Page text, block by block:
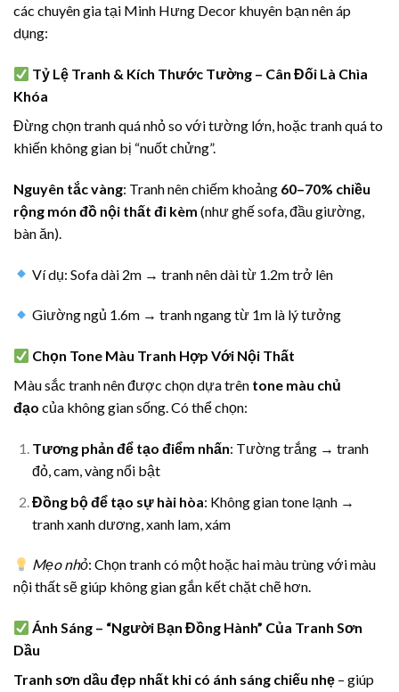
các chuyên gia tại Minh Hưng Decor khuyên bạn nên áp
dụng:
Tỷ Lệ Tranh & Kích Thước Tường – Cân Đối Là Chìa
Khóa
Đừng chọn tranh quá nhỏ so với tường lớn, hoặc tranh quá to
khiến không gian bị “nuốt chửng”.
Nguyên tắc vàng: Tranh nên chiếm khoảng 60–70% chiều
rộng món đồ nội thất đi kèm (như ghế sofa, đầu giường,
bàn ăn).
Ví dụ: Sofa dài 2m → tranh nên dài từ 1.2m trở lên
Giường ngủ 1.6m → tranh ngang từ 1m là lý tưởng
Chọn Tone Màu Tranh Hợp Với Nội Thất
Màu sắc tranh nên được chọn dựa trên tone màu chủ
đạo của không gian sống. Có thể chọn:
Tương phản để tạo điểm nhấn: Tường trắng → tranh
đỏ, cam, vàng nổi bật
Đồng bộ để tạo sự hài hòa: Không gian tone lạnh →
tranh xanh dương, xanh lam, xám
Mẹo nhỏ: Chọn tranh có một hoặc hai màu trùng với màu
nội thất sẽ giúp không gian gắn kết chặt chẽ hơn.
Ánh Sáng – “Người Bạn Đồng Hành” Của Tranh Sơn
Dầu
Tranh sơn dầu đẹp nhất khi có ánh sáng chiếu nhẹ – giúp